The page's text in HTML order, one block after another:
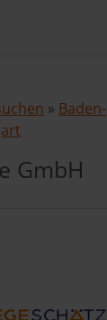
» Baden-
GmbH